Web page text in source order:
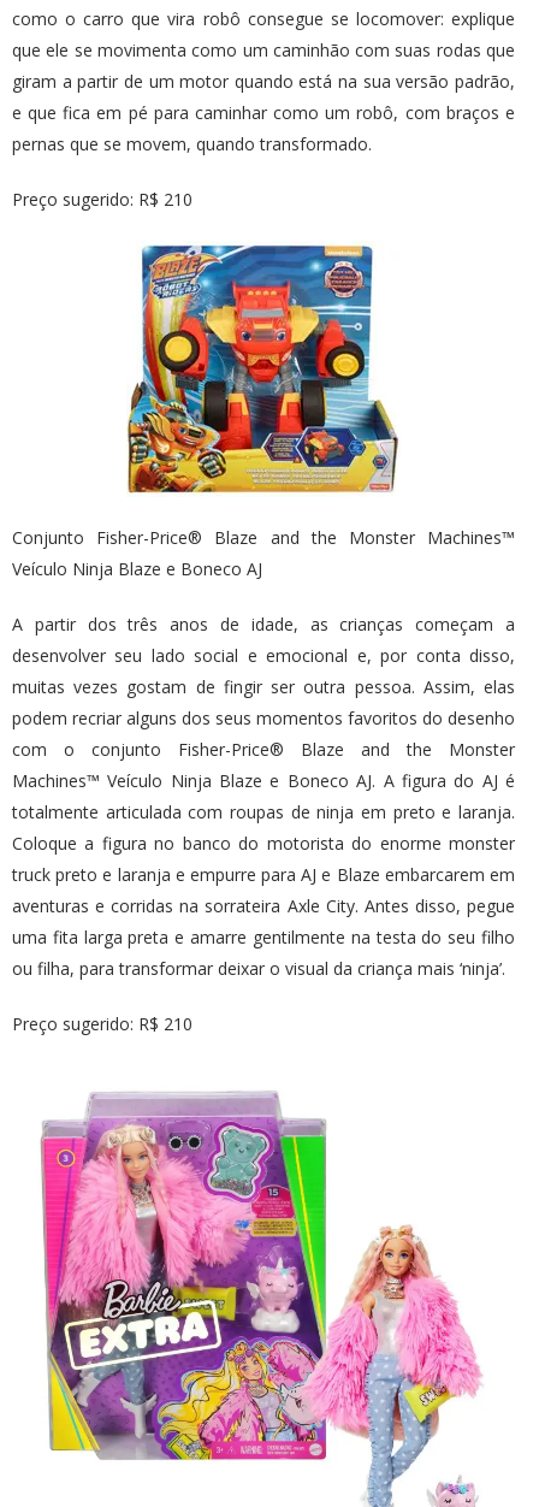
como o carro que vira robô consegue se locomover: explique
que ele se movimenta como um caminhão com suas rodas que
giram a partir de um motor quando está na sua versão padrão,
e que fica em pé para caminhar como um robô, com braços e
pernas que se movem, quando transformado.
Preço sugerido: R$ 210
Conjunto Fisher-Price® Blaze and the Monster Machines™
Veículo Ninja Blaze e Boneco AJ
A partir dos três anos de idade, as crianças começam a
desenvolver seu lado social e emocional e, por conta disso,
muitas vezes gostam de fingir ser outra pessoa. Assim, elas
podem recriar alguns dos seus momentos favoritos do desenho
com o conjunto Fisher-Price® Blaze and the Monster
Machines™ Veículo Ninja Blaze e Boneco AJ. A figura do AJ é
totalmente articulada com roupas de ninja em preto e laranja.
Coloque a figura no banco do motorista do enorme monster
truck preto e laranja e empurre para AJ e Blaze embarcarem em
aventuras e corridas na sorrateira Axle City. Antes disso, pegue
uma fita larga preta e amarre gentilmente na testa do seu filho
ou filha, para transformar deixar o visual da criança mais ‘ninja’.
Preço sugerido: R$ 210